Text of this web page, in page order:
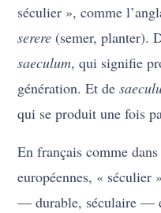
séculier », comme
serere (semer, planter).
saeculum, qui signifie
génération. Et de
qui se produit une fois
En français comme
européennes, « séculier
— durable, séculaire —